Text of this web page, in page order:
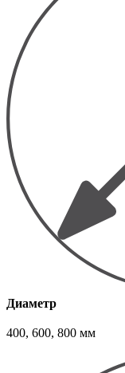
Диаметр
400, 600, 800 мм